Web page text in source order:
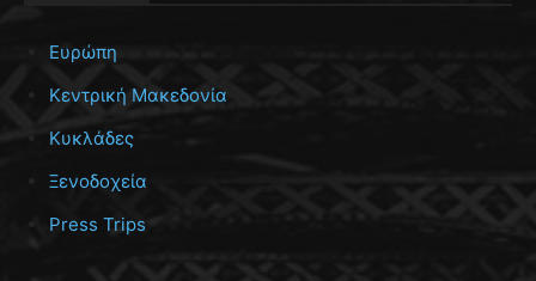
Ευρώπη
Κεντρική Μακεδονία
Κυκλάδες
Ξενοδοχεία
Press Trips